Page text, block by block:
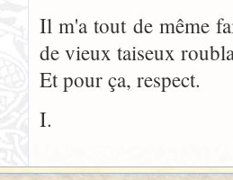
Il m'a tout de même
de vieux taiseux
Et pour ça, respect.
I.